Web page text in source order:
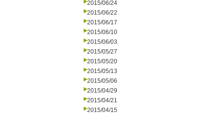
2015/06/24
2015/06/22
2015/06/17
2015/06/10
2015/06/03
2015/05/27
2015/05/20
2015/05/13
2015/05/06
2015/04/29
2015/04/21
2015/04/15